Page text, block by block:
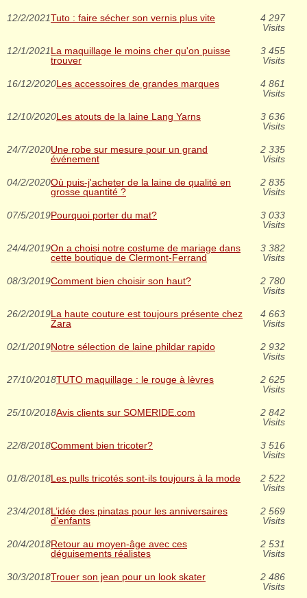
12/2/2021Tuto : faire sécher son vernis plus vite
4 297
Visits
12/1/2021La maquillage le moins cher qu'on puisse
trouver
3 455
Visits
16/12/2020Les accessoires de grandes marques
4 861
Visits
12/10/2020Les atouts de la laine Lang Yarns
3 636
Visits
24/7/2020Une robe sur mesure pour un grand
événement
2 335
Visits
04/2/2020Où puis-j'acheter de la laine de qualité en
grosse quantité ?
2 835
Visits
07/5/2019Pourquoi porter du mat?
3 033
Visits
24/4/2019On a choisi notre costume de mariage dans
cette boutique de Clermont-Ferrand
3 382
Visits
08/3/2019Comment bien choisir son haut?
2 780
Visits
26/2/2019La haute couture est toujours présente chez
Zara
4 663
Visits
02/1/2019Notre sélection de laine phildar rapido
2 932
Visits
27/10/2018TUTO maquillage : le rouge à lèvres
2 625
Visits
25/10/2018Avis clients sur SOMERIDE.com
2 842
Visits
22/8/2018Comment bien tricoter?
3 516
Visits
01/8/2018Les pulls tricotés sont-ils toujours à la mode
2 522
Visits
23/4/2018L’idée des pinatas pour les anniversaires
d’enfants
2 569
Visits
20/4/2018Retour au moyen-âge avec ces
déguisements réalistes
2 531
Visits
30/3/2018Trouer son jean pour un look skater
2 486
Visits